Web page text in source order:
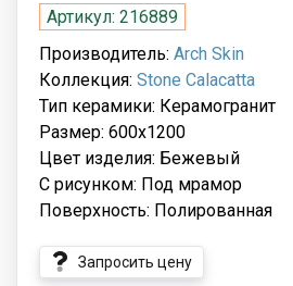
Артикул: 216889
Производитель: Arch Skin
Коллекция: Stone Calacatta
Тип керамики: Керамогранит
Размер: 600x1200
Цвет изделия: Бежевый
С рисунком: Под мрамор
Поверхность: Полированная
Запросить цену